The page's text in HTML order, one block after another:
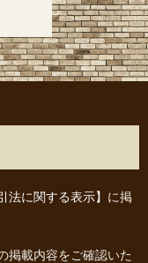
法に関する表示】 に掲
掲載内容をご確認いた